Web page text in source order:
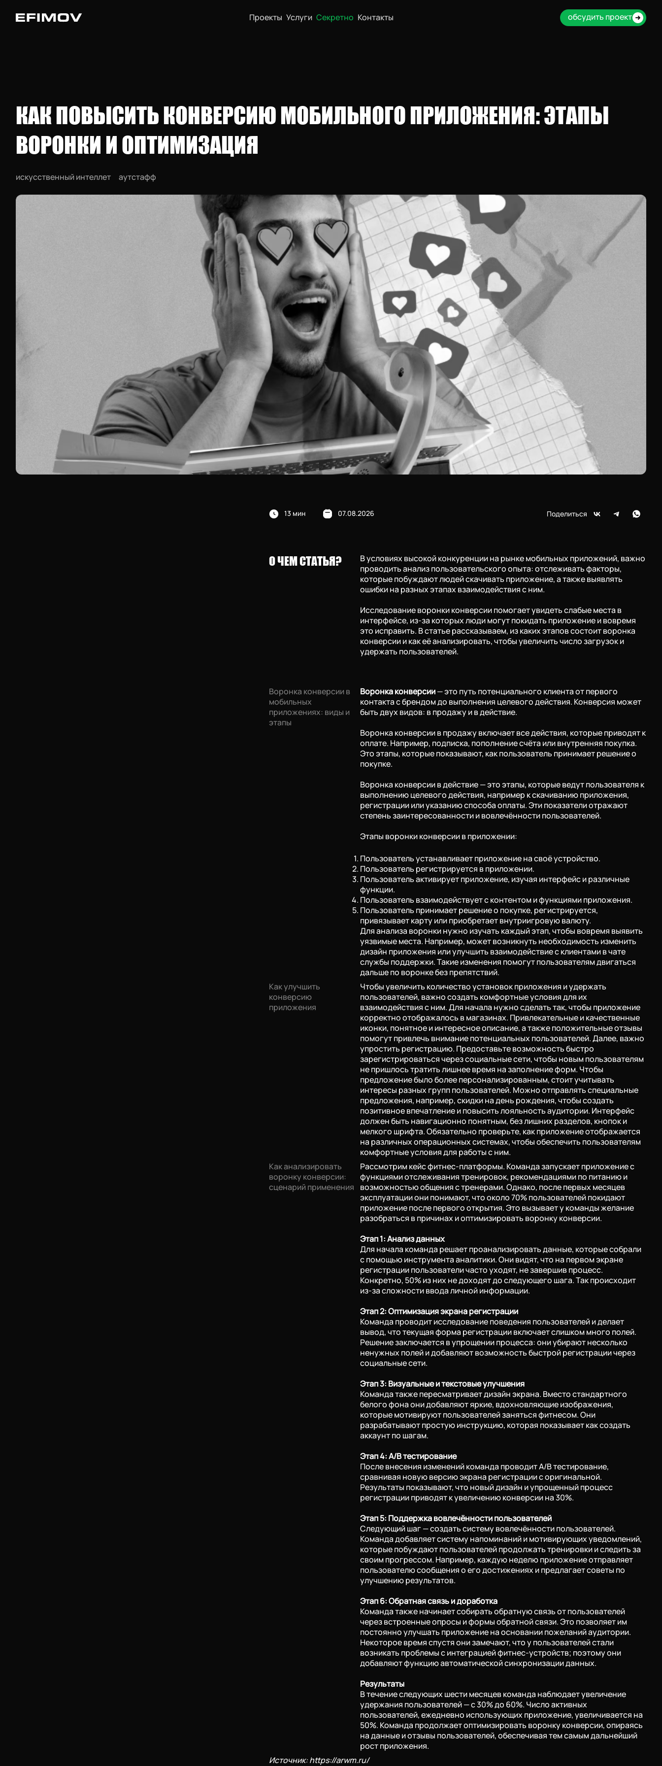
Проекты Услуги Секретно Контакты обсудить проект
КАК ПОВЫСИТЬ КОНВЕРСИЮ МОБИЛЬНОГО ПРИЛОЖЕНИЯ: ЭТАПЫ
ВОРОНКИ И ОПТИМИЗАЦИЯ
искусственный интеллет аутстафф
13 мин 07.08.2026 Поделиться
О ЧЕМ СТАТЬЯ?
В условиях высокой конкуренции на рынке мобильных приложений, важно
проводить анализ пользовательского опыта: отслеживать факторы,
которые побуждают людей скачивать приложение, а также выявлять
ошибки на разных этапах взаимодействия с ним.
Исследование воронки конверсии помогает увидеть слабые места в
интерфейсе, из-за которых люди могут покидать приложение и вовремя
это исправить. В статье рассказываем, из каких этапов состоит воронка
конверсии и как её анализировать, чтобы увеличить число загрузок и
удержать пользователей.
Воронка конверсии в
мобильных
приложениях: виды и
этапы
Воронка конверсии— это путь потенциального клиента от первого
контакта с брендом до выполнения целевого действия. Конверсия может
быть двух видов: в продажу и в действие.
Воронка конверсии в продажу включает все действия, которые приводят к
оплате. Например, подписка, пополнение счёта или внутренняя покупка.
Это этапы, которые показывают, как пользователь принимает решение о
покупке.
Воронка конверсии в действие — это этапы, которые ведут пользователя к
выполнению целевого действия, например к скачиванию приложения,
регистрации или указанию способа оплаты. Эти показатели отражают
степень заинтересованности и вовлечённости пользователей.
Этапы воронки конверсии в приложении:
Пользователь устанавливает приложение на своё устройство.
Пользователь регистрируется в приложении.
Пользователь активирует приложение, изучая интерфейс и различные
функции.
Пользователь взаимодействует с контентом и функциями приложения.
Пользователь принимает решение о покупке, регистрируется,
привязывает карту или приобретает внутриигровую валюту.
Для анализа воронки нужно изучать каждый этап, чтобы вовремя выявить
уязвимые места. Например, может возникнуть необходимость изменить
дизайн приложения или улучшить взаимодействие с клиентами в чате
службы поддержки. Такие изменения помогут пользователям двигаться
дальше по воронке без препятствий.
Как улучшить
конверсию
приложения
Чтобы увеличить количество установок приложения и удержать
пользователей, важно создать комфортные условия для их
взаимодействия с ним. Для начала нужно сделать так, чтобы приложение
корректно отображалось в магазинах. Привлекательные и качественные
иконки, понятное и интересное описание, а также положительные отзывы
помогут привлечь внимание потенциальных пользователей. Далее, важно
упростить регистрацию. Предоставьте возможность быстро
зарегистрироваться через социальные сети, чтобы новым пользователям
не пришлось тратить лишнее время на заполнение форм. Чтобы
предложение было более персонализированным, стоит учитывать
интересы разных групп пользователей. Можно отправлять специальные
предложения, например, скидки на день рождения, чтобы создать
позитивное впечатление и повысить лояльность аудитории. Интерфейс
должен быть навигационно понятным, без лишних разделов, кнопок и
мелкого шрифта. Обязательно проверьте, как приложение отображается
на различных операционных системах, чтобы обеспечить пользователям
комфортные условия для работы с ним.
Как анализировать
воронку конверсии:
сценарий применения
Рассмотрим кейс фитнес-платформы. Команда запускает приложение с
функциями отслеживания тренировок, рекомендациями по питанию и
возможностью общения с тренерами. Однако, после первых месяцев
эксплуатации они понимают, что около 70% пользователей покидают
приложение после первого открытия. Это вызывает у команды желание
разобраться в причинах и оптимизировать воронку конверсии.
Этап 1: Анализ данных
Для начала команда решает проанализировать данные, которые собрали
с помощью инструмента аналитики. Они видят, что на первом экране
регистрации пользователи часто уходят, не завершив процесс.
Конкретно, 50% из них не доходят до следующего шага. Так происходит
из-за сложности ввода личной информации.
Этап 2: Оптимизация экрана регистрации
Команда проводит исследование поведения пользователей и делает
вывод, что текущая форма регистрации включает слишком много полей.
Решение заключается в упрощении процесса: они убирают несколько
ненужных полей и добавляют возможность быстрой регистрации через
социальные сети.
Этап 3: Визуальные и текстовые улучшения
Команда также пересматривает дизайн экрана. Вместо стандартного
белого фона они добавляют яркие, вдохновляющие изображения,
которые мотивируют пользователей заняться фитнесом. Они
разрабатывают простую инструкцию, которая показывает как создать
аккаунт по шагам.
Этап 4: A/B тестирование
После внесения изменений команда проводит A/B тестирование,
сравнивая новую версию экрана регистрации с оригинальной.
Результаты показывают, что новый дизайн и упрощенный процесс
регистрации приводят к увеличению конверсии на 30%.
Этап 5: Поддержка вовлечённости пользователей
Следующий шаг — создать систему вовлечённости пользователей.
Команда добавляет систему напоминаний и мотивирующих уведомлений,
которые побуждают пользователей продолжать тренировки и следить за
своим прогрессом. Например, каждую неделю приложение отправляет
пользователю сообщения о его достижениях и предлагает советы по
улучшению результатов.
Этап 6: Обратная связь и доработка
Команда также начинает собирать обратную связь от пользователей
через встроенные опросы и формы обратной связи. Это позволяет им
постоянно улучшать приложение на основании пожеланий аудитории.
Некоторое время спустя они замечают, что у пользователей стали
возникать проблемы с интеграцией фитнес-устройств; поэтому они
добавляют функцию автоматической синхронизации данных.
Результаты
В течение следующих шести месяцев команда наблюдает увеличение
удержания пользователей — с 30% до 60%. Число активных
пользователей, ежедневно использующих приложение, увеличивается на
50%. Команда продолжает оптимизировать воронку конверсии, опираясь
на данные и отзывы пользователей, обеспечивая тем самым дальнейший
рост приложения.
Источник:https://arwm.ru/
выберите услугу
Предпочитаемый способ связи
почта
звонок telegram whatsapp
Бюджет
не определен менее 500 тыс ₽ 500 тыс - 1 млн ₽
1-3 млн ₽ более 3 мн ₽
0/270
прикрепить файл
даю согласие наобработку персональных данных